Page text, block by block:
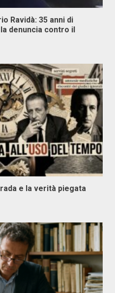
Ravidà: 35 anni di
denuncia contro il
e la verità piegata